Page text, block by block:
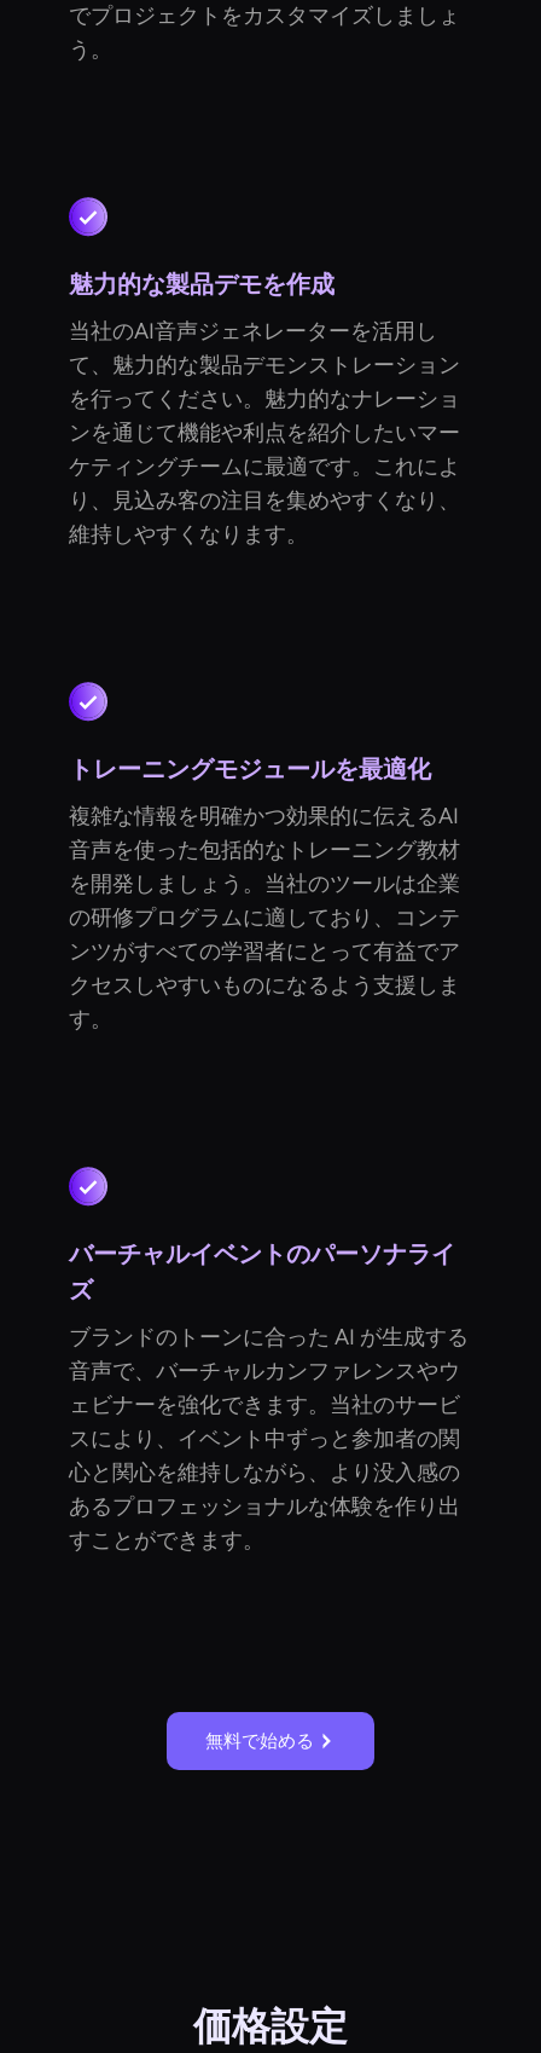
でプロジェクトをカスタマイズしましょ
う。
魅力的な製品デモを作成
当社のAI音声ジェネレーターを活用し
て、魅力的な製品デモンストレーション
を行ってください。魅力的なナレーショ
ンを通じて機能や利点を紹介したいマー
ケティングチームに最適です。これによ
り、見込み客の注目を集めやすくなり、
維持しやすくなります。
トレーニングモジュールを最適化
複雑な情報を明確かつ効果的に伝えるAI
音声を使った包括的なトレーニング教材
を開発しましょう。当社のツールは企業
の研修プログラムに適しており、コンテ
ンツがすべての学習者にとって有益でア
クセスしやすいものになるよう支援しま
す。
バーチャルイベントのパーソナライ
ズ
ブランドのトーンに合った AI が生成する
音声で、バーチャルカンファレンスやウ
ェビナーを強化できます。当社のサービ
スにより、イベント中ずっと参加者の関
心と関心を維持しながら、より没入感の
あるプロフェッショナルな体験を作り出
すことができます。
無料で始める
価格設定